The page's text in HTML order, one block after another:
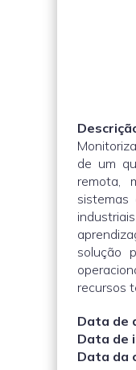
de um
remota,
sistemas
solução
recursos
Data de
Data de
Data da